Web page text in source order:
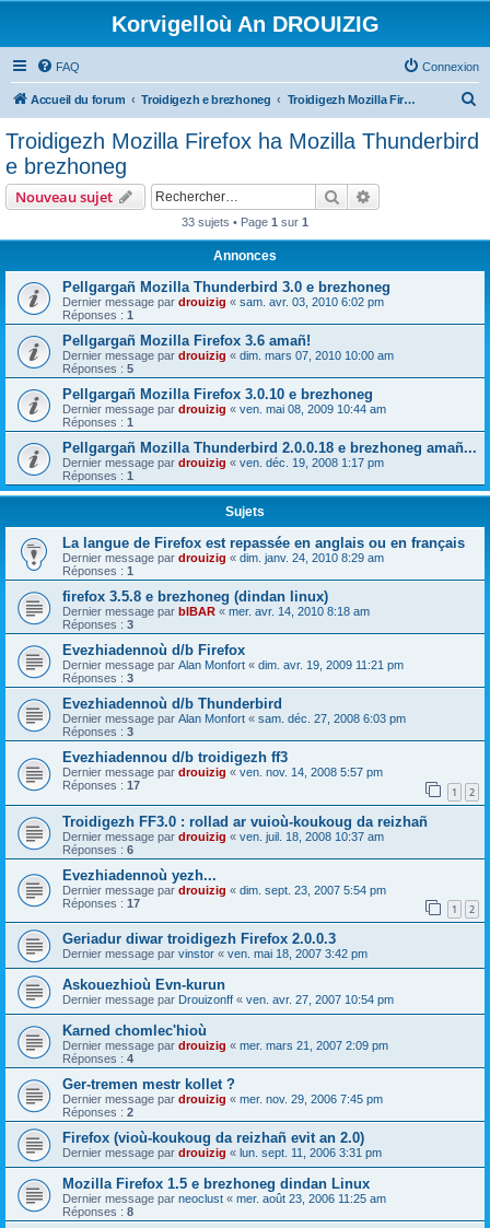
Korvigelloù An DROUIZIG
FAQ Connexion
Accueil du forum Troidigezh e brezhoneg Troidigezh Mozilla Firefox ha Mozilla Thunderbird e brezhoneg
Troidigezh Mozilla Firefox ha Mozilla Thunderbird
e brezhoneg
Nouveau sujet Rechercher
33 sujets • Page 1 sur 1
Annonces
Pellgargañ Mozilla Thunderbird 3.0 e brezhoneg
Dernier message par drouizig « sam. avr. 03, 2010 6:02 pm
Réponses : 1
Pellgargañ Mozilla Firefox 3.6 amañ!
Dernier message par drouizig « dim. mars 07, 2010 10:00 am
Réponses : 5
Pellgargañ Mozilla Firefox 3.0.10 e brezhoneg
Dernier message par drouizig « ven. mai 08, 2009 10:44 am
Réponses : 1
Pellgargañ Mozilla Thunderbird 2.0.0.18 e brezhoneg amañ...
Dernier message par drouizig « ven. déc. 19, 2008 1:17 pm
Réponses : 1
Sujets
La langue de Firefox est repassée en anglais ou en français
Dernier message par drouizig « dim. janv. 24, 2010 8:29 am
Réponses : 1
firefox 3.5.8 e brezhoneg (dindan linux)
Dernier message par bIBAR « mer. avr. 14, 2010 8:18 am
Réponses : 3
Evezhiadennoù d/b Firefox
Dernier message par Alan Monfort « dim. avr. 19, 2009 11:21 pm
Réponses : 3
Evezhiadennoù d/b Thunderbird
Dernier message par Alan Monfort « sam. déc. 27, 2008 6:03 pm
Réponses : 3
Evezhiadennou d/b troidigezh ff3
Dernier message par drouizig « ven. nov. 14, 2008 5:57 pm
Réponses : 17 1 2
Troidigezh FF3.0 : rollad ar vuioù-koukoug da reizhañ
Dernier message par drouizig « ven. juil. 18, 2008 10:37 am
Réponses : 6
Evezhiadennoù yezh...
Dernier message par drouizig « dim. sept. 23, 2007 5:54 pm
Réponses : 17 1 2
Geriadur diwar troidigezh Firefox 2.0.0.3
Dernier message par vinstor « ven. mai 18, 2007 3:42 pm
Askouezhioù Evn-kurun
Dernier message par Drouizonff « ven. avr. 27, 2007 10:54 pm
Karned chomlec'hioù
Dernier message par drouizig « mer. mars 21, 2007 2:09 pm
Réponses : 4
Ger-tremen mestr kollet ?
Dernier message par drouizig « mer. nov. 29, 2006 7:45 pm
Réponses : 2
Firefox (vioù-koukoug da reizhañ evit an 2.0)
Dernier message par drouizig « lun. sept. 11, 2006 3:31 pm
Mozilla Firefox 1.5 e brezhoneg dindan Linux
Dernier message par neoclust « mer. août 23, 2006 11:25 am
Réponses : 8